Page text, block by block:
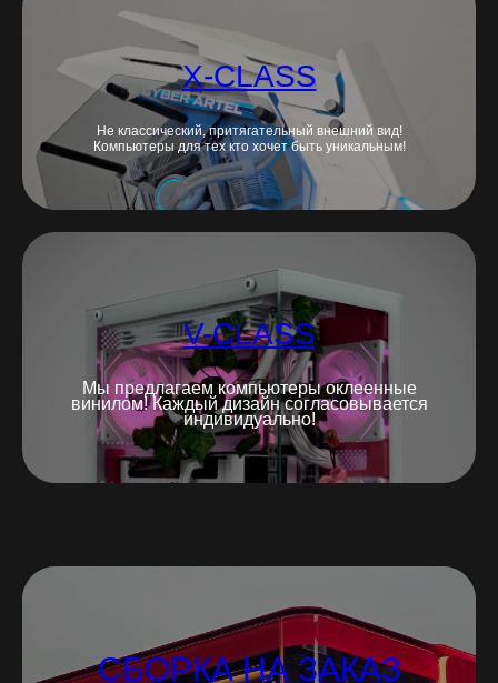
X-CLASS
Не классический, притягательный внешний вид!
Компьютеры для тех кто хочет быть уникальным!
V-CLASS
Мы предлагаем компьютеры оклеенные
винилом! Каждый дизайн согласовывается
индивидуально!
СБОРКА НА ЗАКАЗ